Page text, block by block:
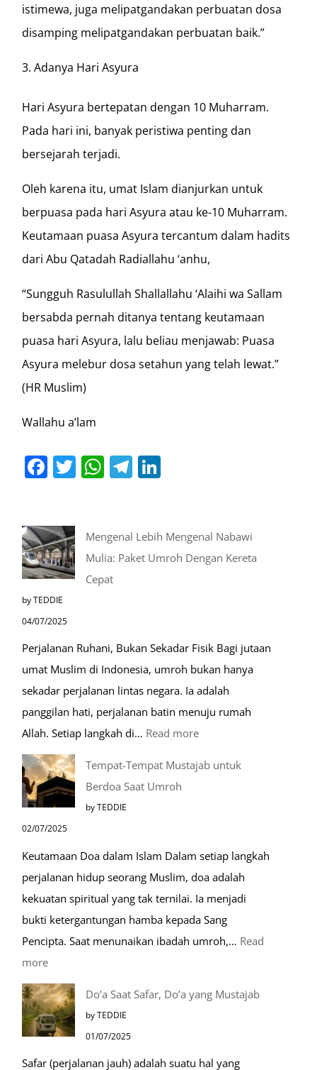
istimewa, juga melipatgandakan perbuatan dosa
disamping melipatgandakan perbuatan baik.”
Adanya Hari Asyura
Hari Asyura bertepatan dengan 10 Muharram.
Pada hari ini, banyak peristiwa penting dan
bersejarah terjadi.
Oleh karena itu, umat Islam dianjurkan untuk
berpuasa pada hari Asyura atau ke-10 Muharram.
Keutamaan puasa Asyura tercantum dalam hadits
dari Abu Qatadah Radiallahu ‘anhu,
“Sungguh Rasulullah Shallallahu ‘Alaihi wa Sallam
bersabda pernah ditanya tentang keutamaan
puasa hari Asyura, lalu beliau menjawab: Puasa
Asyura melebur dosa setahun yang telah lewat.”
(HR Muslim)
Wallahu a’lam
Facebook
Twitter
WhatsApp
Telegram
Mengenal Lebih Mengenal Nabawi
Mulia: Paket Umroh Dengan Kereta
Cepat
by TEDDIE
04/07/2025
Perjalanan Ruhani, Bukan Sekadar Fisik Bagi jutaan
umat Muslim di Indonesia, umroh bukan hanya
sekadar perjalanan lintas negara. Ia adalah
panggilan hati, perjalanan batin menuju rumah
Allah. Setiap langkah di… Read more:
Paket
Umroh
Dengan
Kereta
Cepat
Tempat-Tempat Mustajab untuk
Berdoa Saat Umroh
by TEDDIE
02/07/2025
Keutamaan Doa dalam Islam Dalam setiap langkah
perjalanan hidup seorang Muslim, doa adalah
kekuatan spiritual yang tak ternilai. Ia menjadi
bukti ketergantungan hamba kepada Sang
Pencipta. Saat menunaikan ibadah umroh,… Read
more:
Tempat-
Tempat
Mustajab
Do’a Saat Safar, Do’a yang Mustajab
by TEDDIE
01/07/2025
Safar (perjalanan jauh) adalah suatu hal yang